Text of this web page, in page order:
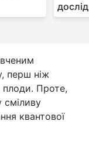
перш ніж
плоди. Проте,
сміливу
квантової